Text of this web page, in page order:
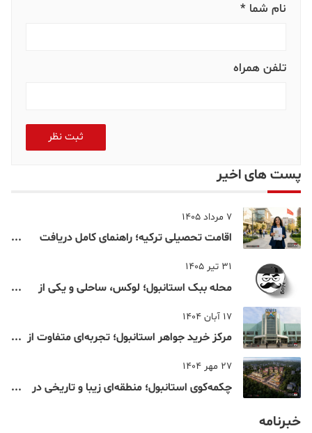
نام شما *
تلفن همراه
ثبت نظر
پست های اخیر
7 مرداد 1405
اقامت تحصیلی ترکیه؛ راهنمای کامل دریافت
31 تیر 1405
محله ببک استانبول؛ لوکس، ساحلی و یکی از
17 آبان 1404
مرکز خرید جواهر استانبول؛ تجربه‌ای متفاوت از
27 مهر 1404
چکمه‌کوی استانبول؛ منطقه‌ای زیبا و تاریخی در
خبرنامه